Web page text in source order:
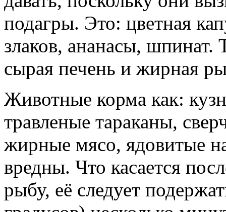
подагры. Это: цветная
злаков, ананасы, шпинат.
сырая печень и жирная
Животные корма как:
травленые тараканы,
жирные мясо, ядовитые
вредны. Что касается
рыбу, её следует